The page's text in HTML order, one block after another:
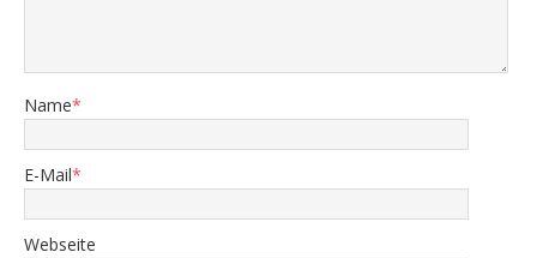
Name*
E-Mail*
Webseite